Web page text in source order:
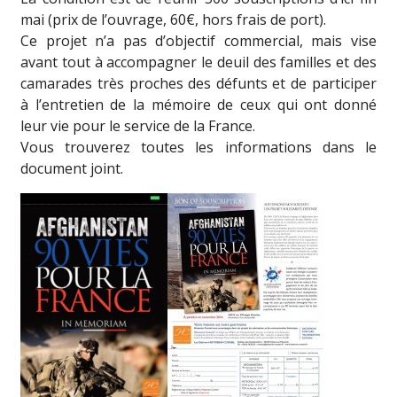
mai (prix de l’ouvrage, 60€, hors frais de port).
Ce projet n’a pas d’objectif commercial, mais vise
avant tout à accompagner le deuil des familles et des
camarades très proches des défunts et de participer
à l’entretien de la mémoire de ceux qui ont donné
leur vie pour le service de la France.
Vous trouverez toutes les informations dans le
document joint.